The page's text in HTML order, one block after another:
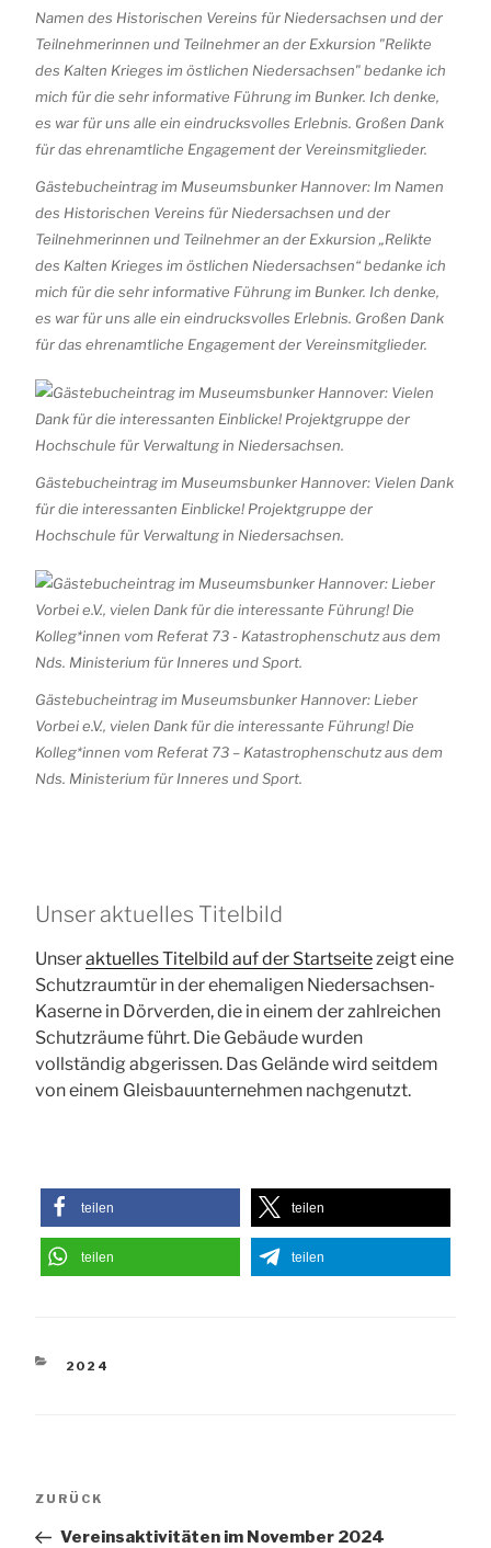
Gästebucheintrag im Museumsbunker Hannover: Im Namen
des Historischen Vereins für Niedersachsen und der
Teilnehmerinnen und Teilnehmer an der Exkursion „Relikte
des Kalten Krieges im östlichen Niedersachsen“ bedanke ich
mich für die sehr informative Führung im Bunker. Ich denke,
es war für uns alle ein eindrucksvolles Erlebnis. Großen Dank
für das ehrenamtliche Engagement der Vereinsmitglieder.
Gästebucheintrag im Museumsbunker Hannover: Vielen Dank
für die interessanten Einblicke! Projektgruppe der
Hochschule für Verwaltung in Niedersachsen.
Gästebucheintrag im Museumsbunker Hannover: Lieber
Vorbei e.V., vielen Dank für die interessante Führung! Die
Kolleg*innen vom Referat 73 – Katastrophenschutz aus dem
Nds. Ministerium für Inneres und Sport.
Unser aktuelles Titelbild
Unseraktuelles Titelbild auf der Startseitezeigt eine
Schutzraumtür in der ehemaligen Niedersachsen-
Kaserne in Dörverden, die in einem der zahlreichen
Schutzräume führt. Die Gebäude wurden
vollständig abgerissen. Das Gelände wird seitdem
von einem Gleisbauunternehmen nachgenutzt.
teilen teilen
teilen teilen
KATEGORIEN
2024
Vorheriger
ZURÜCK
Vereinsaktivitäten im November 2024